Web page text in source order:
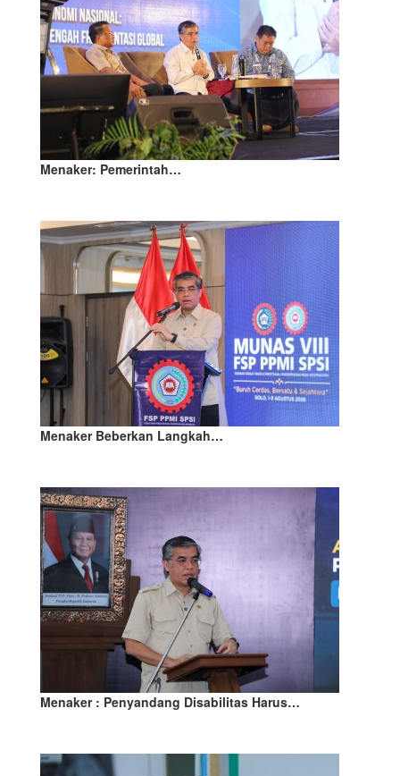
Menaker: Pemerintah…
Menaker Beberkan Langkah…
Menaker : Penyandang Disabilitas Harus…